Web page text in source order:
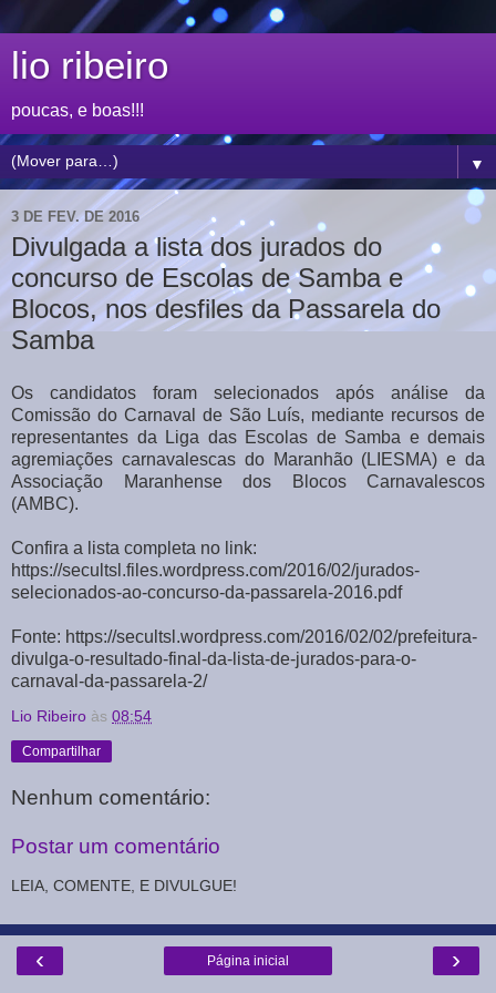
lio ribeiro
poucas, e boas!!!
▼
3 DE FEV. DE 2016
Divulgada a lista dos jurados do
concurso de Escolas de Samba e
Blocos, nos desfiles da Passarela do
Samba
Os candidatos foram selecionados após análise da
Comissão do Carnaval de São Luís, mediante recursos de
representantes da Liga das Escolas de Samba e demais
agremiações carnavalescas do Maranhão (LIESMA) e da
Associação Maranhense dos Blocos Carnavalescos
(AMBC).
Confira a lista completa no link:
https://secultsl.files.wordpress.com/2016/02/jurados-
selecionados-ao-concurso-da-passarela-2016.pdf
Fonte: https://secultsl.wordpress.com/2016/02/02/prefeitura-
divulga-o-resultado-final-da-lista-de-jurados-para-o-
carnaval-da-passarela-2/
Lio Ribeiro às 08:54
Compartilhar
Nenhum comentário:
Postar um comentário
LEIA, COMENTE, E DIVULGUE!
‹ ›
Página inicial